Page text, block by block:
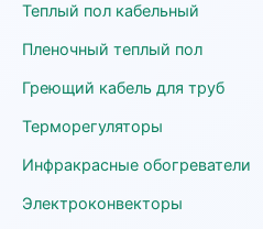
Теплый пол кабельный
Пленочный теплый пол
Греющий кабель для труб
Терморегуляторы
Инфракрасные обогреватели
Электроконвекторы